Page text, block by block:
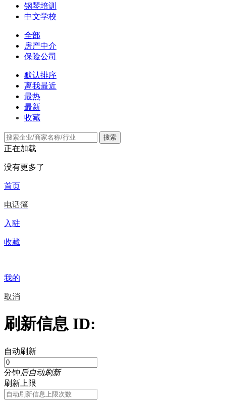
钢琴培训
中文学校
全部
房产中介
保险公司
默认排序
离我最近
最热
最新
收藏
搜索
正在加载
没有更多了
首页
电话簿
入驻
收藏
我的
取消
刷新信息 ID:
自动刷新
分钟后自动刷新
刷新上限